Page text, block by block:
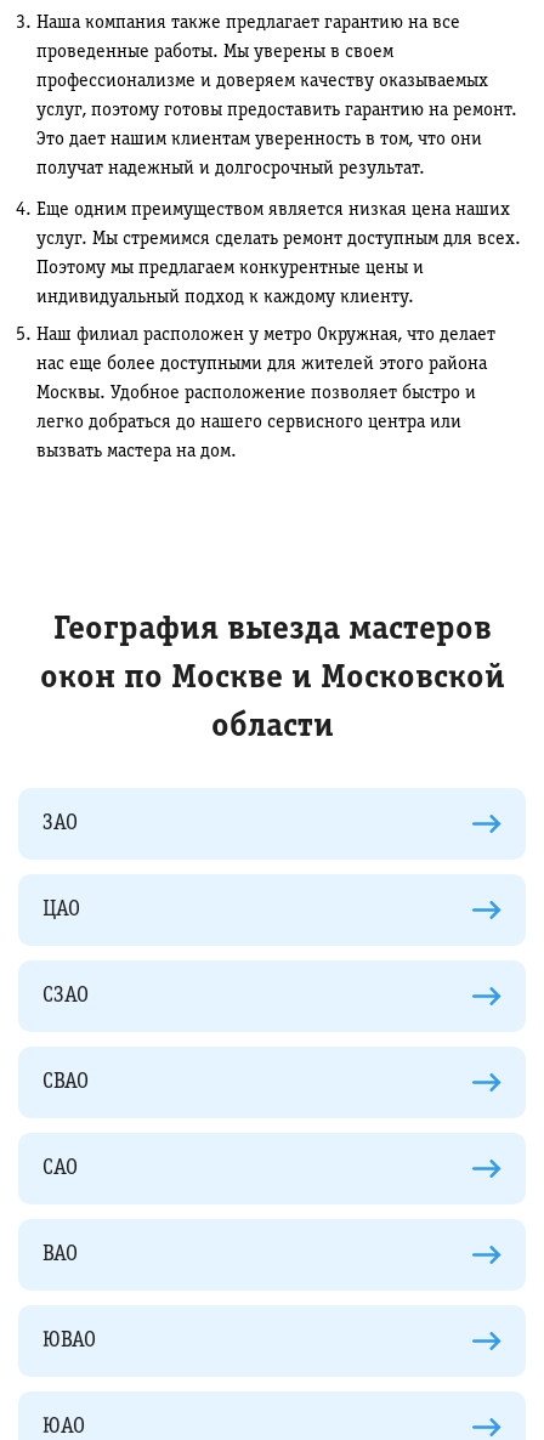
Наша компания также предлагает гарантию на все
проведенные работы. Мы уверены в своем
профессионализме и доверяем качеству оказываемых
услуг, поэтому готовы предоставить гарантию на ремонт.
Это дает нашим клиентам уверенность в том, что они
получат надежный и долгосрочный результат.
Еще одним преимуществом является низкая цена наших
услуг. Мы стремимся сделать ремонт доступным для всех.
Поэтому мы предлагаем конкурентные цены и
индивидуальный подход к каждому клиенту.
Наш филиал расположен у метро Окружная, что делает
нас еще более доступными для жителей этого района
Москвы. Удобное расположение позволяет быстро и
легко добраться до нашего сервисного центра или
вызвать мастера на дом.
География выезда мастеров
окон по Москве и Московской
области
ЗАО
ЦАО
СЗАО
СВАО
САО
ВАО
ЮВАО
ЮАО